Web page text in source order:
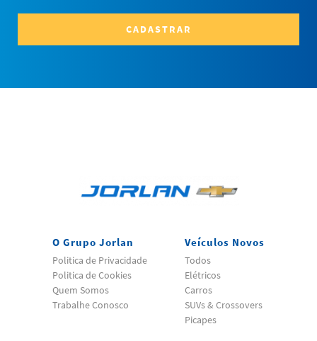
CADASTRAR
O Grupo Jorlan
Politica de Privacidade
Politica de Cookies
Quem Somos
Trabalhe Conosco
Veículos Novos
Todos
Elétricos
Carros
SUVs & Crossovers
Picapes